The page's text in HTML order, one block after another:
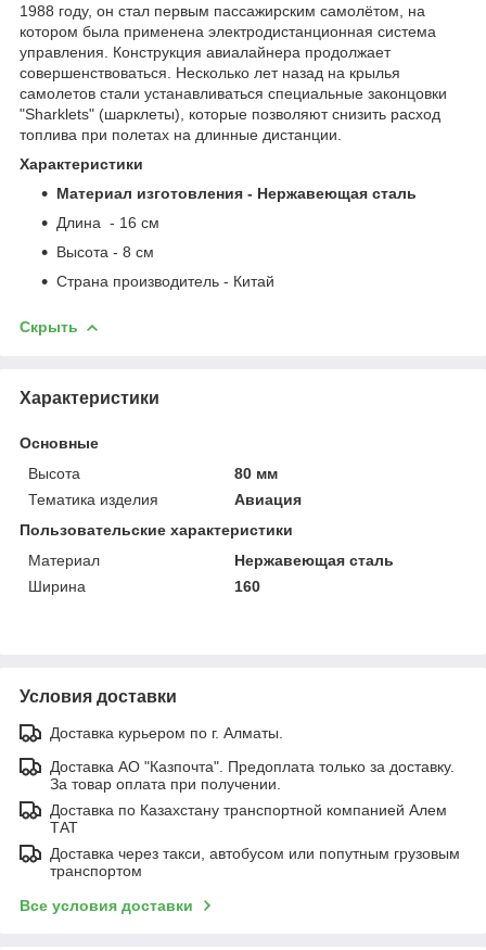
1988 году, он стал первым пассажирским самолётом, на
котором была применена электродистанционная система
управления. Конструкция авиалайнера продолжает
совершенствоваться. Несколько лет назад на крылья
самолетов стали устанавливаться специальные законцовки
"Sharklets" (шарклеты), которые позволяют снизить расход
топлива при полетах на длинные дистанции.
Характеристики
Материал изготовления - Нержавеющая сталь
Длина - 16 см
Высота - 8 см
Страна производитель - Китай
Скрыть
Характеристики
Основные
Высота
80 мм
Тематика изделия
Авиация
Пользовательские характеристики
Материал
Нержавеющая сталь
Ширина
160
Условия доставки
Доставка курьером по г. Алматы.
Доставка АО "Казпочта". Предоплата только за доставку.
За товар оплата при получении.
Доставка по Казахстану транспортной компанией Алем
ТАТ
Доставка через такси, автобусом или попутным грузовым
транспортом
Все условия доставки